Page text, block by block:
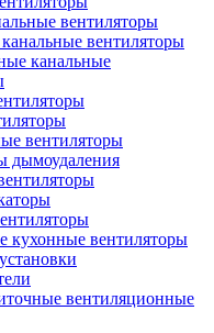
вентиляторы
вентиляторы
канальные
вентиляторы
дымоудаления
кухонные вентиляторы
вентиляционные